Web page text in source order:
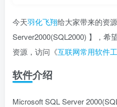
今天羽化飞翔给大家带来的资
Server2000(SQL2000) 】，希
资源，访问《互联网常用软件
软件介绍
Microsoft SQL Server